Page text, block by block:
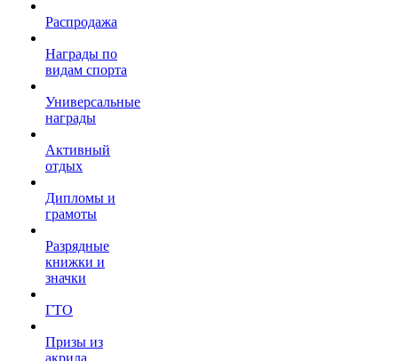
Распродажа
Награды по
видам спорта
Универсальные
награды
Активный
отдых
Дипломы и
грамоты
Разрядные
книжки и
значки
ГТО
Призы из
акрила